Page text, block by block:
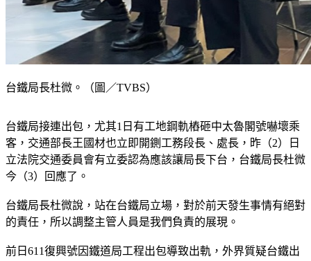
台鐵局接連出包，尤其1日有工地鋼軌樁砸中太魯閣號嚇壞乘
客，交通部長王國材也立即開鍘工務段長、處長，昨（2）日
立法院交通委員會有立委認為應該讓局長下台，台鐵局長杜微
台鐵局長杜微說，站在台鐵局立場，對於前天發生事情有絕對